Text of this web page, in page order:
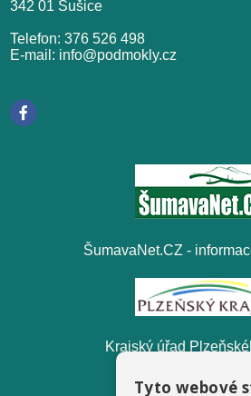
342 01 Sušice
Telefon: 376 526 498
E-mail: info@podmokly.cz
ŠumavaNet.CZ -
Krajský úřad
Tyto webové